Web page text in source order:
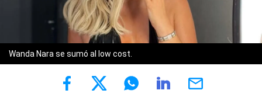
Wanda Nara se sumó al low cost.